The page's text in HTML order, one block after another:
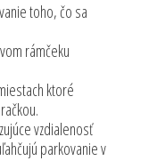
toho, čo sa
rámčeku
ktoré
vzdialenosť
parkovanie v